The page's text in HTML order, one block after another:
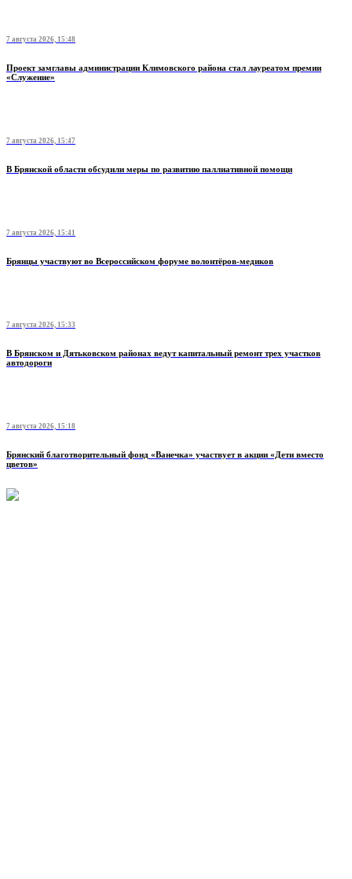
7 августа 2026, 15:48
Проект замглавы администрации Климовского района стал лауреатом премии
«Служение»
7 августа 2026, 15:47
В Брянской области обсудили меры по развитию паллиативной помощи
7 августа 2026, 15:41
Брянцы участвуют во Всероссийском форуме волонтёров-медиков
7 августа 2026, 15:33
В Брянском и Дятьковском районах ведут капитальный ремонт трех участков
автодороги
7 августа 2026, 15:18
Брянский благотворительный фонд «Ванечка» участвует в акции «Дети вместо
цветов»